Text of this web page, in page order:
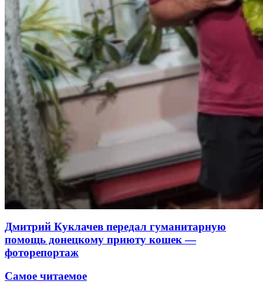
Дмитрий Куклачев передал гуманитарную
помощь донецкому приюту кошек —
фоторепортаж
Самое читаемое